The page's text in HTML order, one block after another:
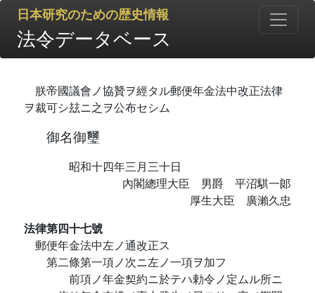
日本研究のための歴史情報
法令データベース
朕帝國議會ノ協贊ヲ經タル郵便年金法中改正法律
ヲ裁可シ玆ニ之ヲ公布セシム
御名御璽
昭和十四年三月三十日
內閣總理大臣 男爵 平沼騏一郞
厚生大臣 廣瀨久忠
法律第四十七號
郵便年金法中左ノ通改正ス
第二條第一項ノ次ニ左ノ一項ヲ加フ
前項ノ年金契約ニ於テハ勅令ノ定ムル所ニ